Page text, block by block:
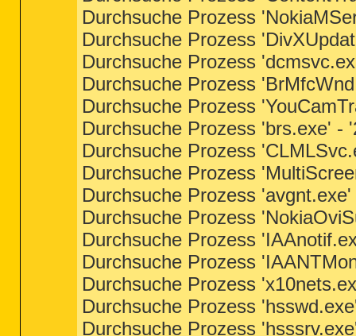
Durchsuche Prozess
Durchsuche Prozess
Durchsuche Prozess
Durchsuche Prozess
Durchsuche Prozess
Durchsuche Prozess 'brs.exe' -
Durchsuche Prozess
Durchsuche Prozess
Durchsuche Prozess
Durchsuche Prozess
Durchsuche Prozess
Durchsuche Prozess
Durchsuche Prozess
Durchsuche Prozess
Durchsuche Prozess